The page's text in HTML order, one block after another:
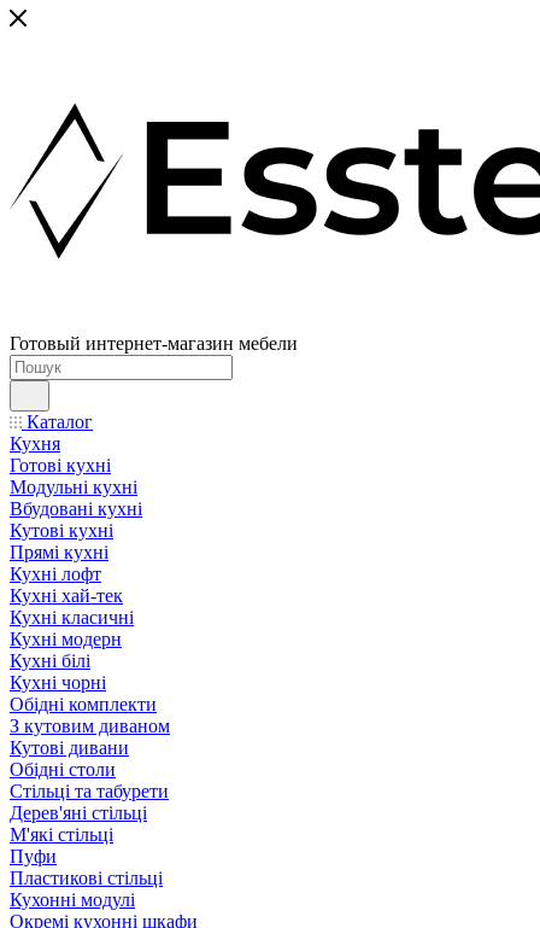
Готовый интернет-магазин мебели
Каталог
Кухня
Готові кухні
Модульні кухні
Вбудовані кухні
Кутові кухні
Прямі кухні
Кухні лофт
Кухні хай-тек
Кухні класичні
Кухні модерн
Кухні білі
Кухні чорні
Обідні комплекти
З кутовим диваном
Кутові дивани
Обідні столи
Стільці та табурети
Дерев'яні стільці
М'які стільці
Пуфи
Пластикові стільці
Кухонні модулі
Окремі кухонні шкафи